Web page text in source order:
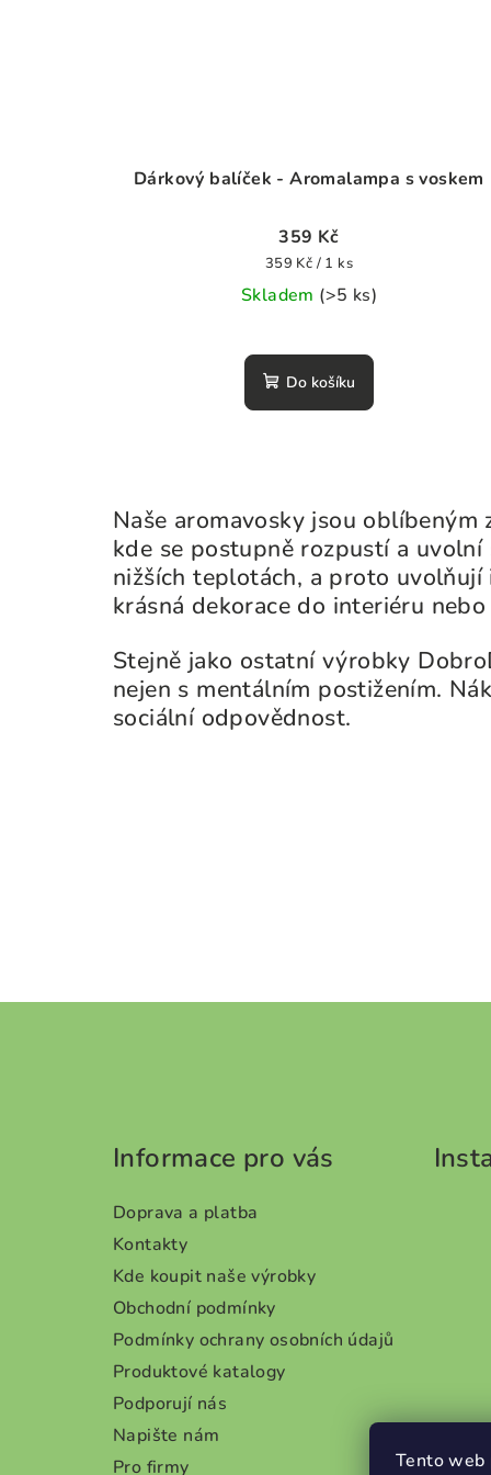
Tento web
Dárkový balíček - Aromalampa s voskem
359 Kč
Měrná
cena:
359 Kč / 1 ks
Skladem (>5 ks)
Do košíku
Naše aromavosky jsou
kde se postupně rozpustí a
nižších teplotách, a proto uvolňují
krásná dekorace do interiéru
Stejně jako ostatní výrobky
nejen s mentálním postižením.
sociální odpovědnost.
Informace pro vás
Doprava a platba
Kontakty
Kde koupit naše výrobky
Obchodní podmínky
Podmínky ochrany osobních údajů
Produktové katalogy
Podporují nás
Napište nám
Pro firmy